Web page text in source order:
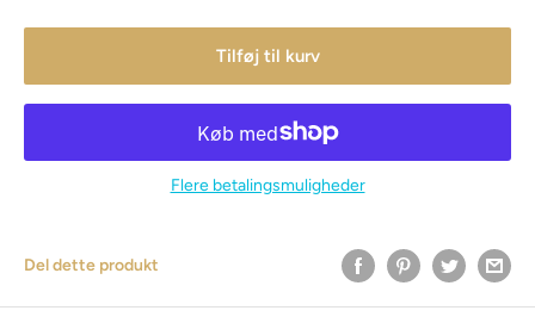
Tilføj til kurv
Flere betalingsmuligheder
Del dette produkt